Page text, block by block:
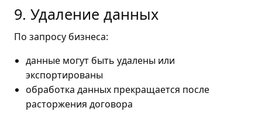
9. Удаление данных
По запросу бизнеса:
данные могут быть удалены или
экспортированы
обработка данных прекращается после
расторжения договора